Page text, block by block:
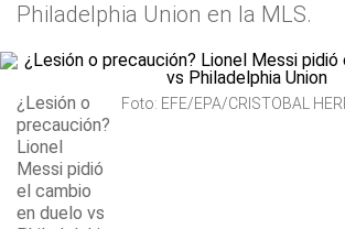
Philadelphia Union en la MLS.
¿Lesión o
precaución?
Lionel
Messi pidió
el cambio
en duelo vs
Foto: EFE/EPA/CRISTOBAL